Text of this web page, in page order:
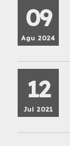
09
Agu 2024
12
Jul 2021